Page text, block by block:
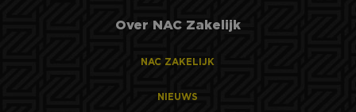
Over NAC Zakelijk
NAC ZAKELIJK
NIEUWS